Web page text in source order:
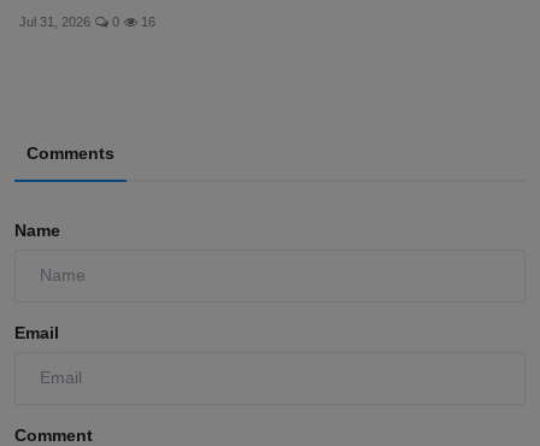
Jul 31, 2026 0 16
Comments
Name
Email
Comment